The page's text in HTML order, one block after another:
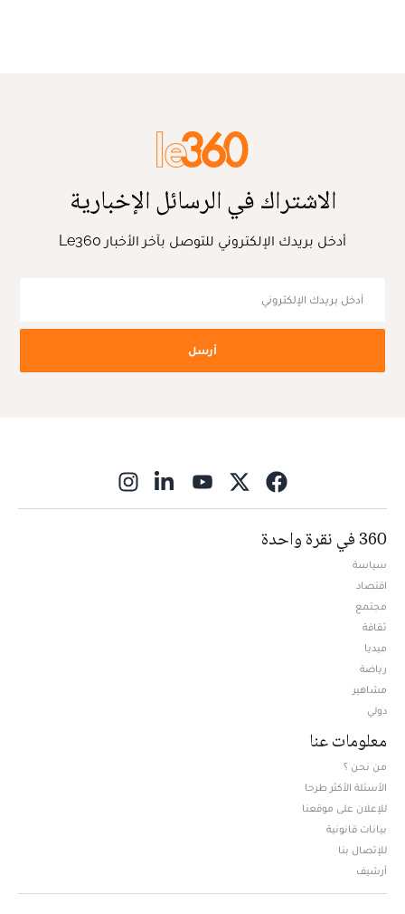
الاشتراك في الرسائل الإخبارية
أدخل بريدك الإلكتروني للتوصل بآخر الأخبار Le360
أرسل
360 في نقرة واحدة
سياسة
اقتصاد
مجتمع
ثقافة
ميديا
رياضة
مشاهير
دولي
معلومات عنا
من نحن ؟
الأسئلة الأكثر طرحا
للإعلان على موقعنا
بيانات قانونية
للإتصال بنا
أرشيف